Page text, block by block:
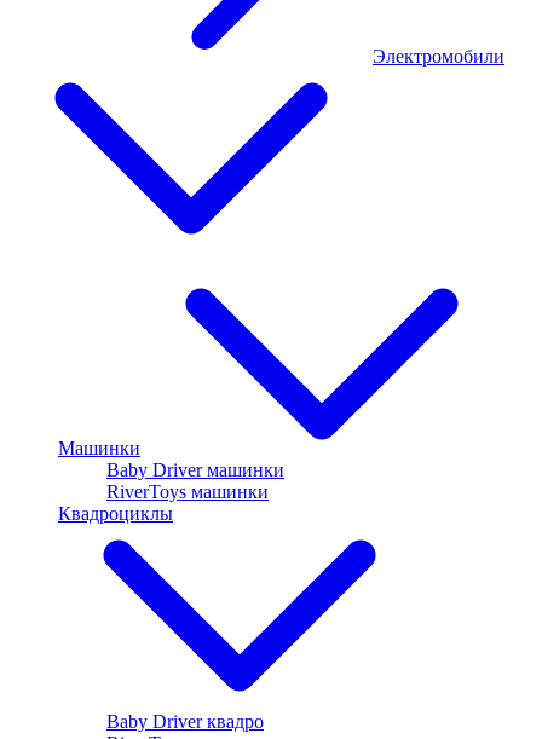
Электромобили
Машинки
Baby Driver машинки
RiverToys машинки
Квадроциклы
Baby Driver квадро